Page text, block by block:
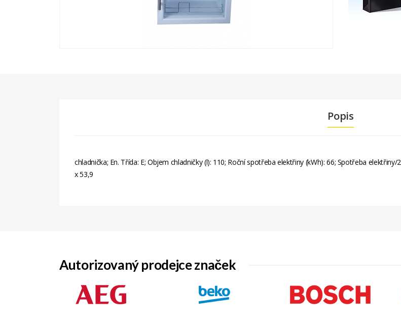
Popis
chladnička; En. Třída: E; Objem chladničky (l): 110; Roční spotřeba elektřiny (kWh): 66; Spotřeba
x 53,9
Autorizovaný prodejce značek